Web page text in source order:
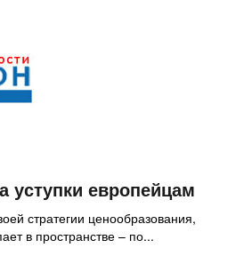
уступки европейцам
стратегии ценообразования,
в пространстве – по...